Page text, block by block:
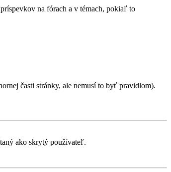
na fórach a v témach, pokiaľ to
časti stránky, ale nemusí to byť pravidlom).
ako skrytý používateľ.